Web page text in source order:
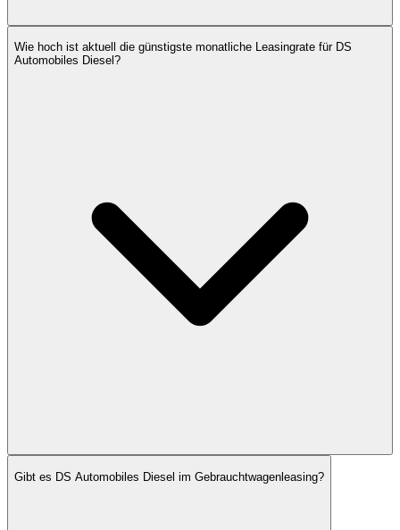
Wie hoch ist aktuell die günstigste monatliche Leasingrate für DS
Automobiles Diesel?
Gibt es DS Automobiles Diesel im Gebrauchtwagenleasing?